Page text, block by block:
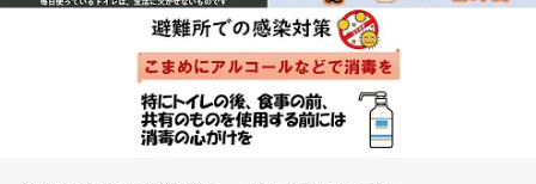
1．実施日：2026年7月1日
2．価格改定率：一部商品を除き約10％～30％の値
3．改定価格：カタログ （2026年7月）記載の通り